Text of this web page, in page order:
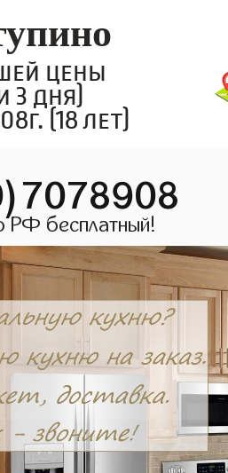
цены
3 дня)
(18 лет)
РФ бесплатный!